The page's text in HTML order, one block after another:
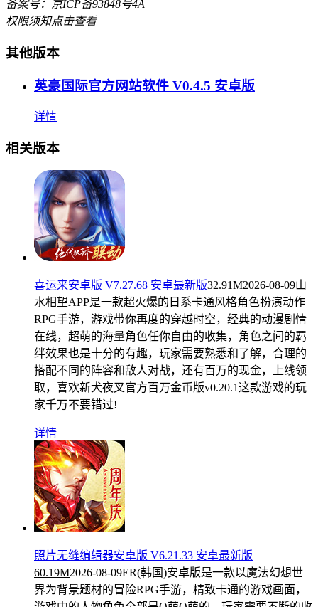
备案号：京ICP备93848号4A
权限须知点击查看
其他版本
英豪国际官方网站软件 V0.4.5 安卓版
详情
相关版本
喜运来安卓版 V7.27.68 安卓最新版32.91M2026-08-09山
水相望APP是一款超火爆的日系卡通风格角色扮演动作
RPG手游，游戏带你再度的穿越时空，经典的动漫剧情
在线，超萌的海量角色任你自由的收集，角色之间的羁
绊效果也是十分的有趣，玩家需要熟悉和了解，合理的
搭配不同的阵容和敌人对战，还有百万的现金，上线领
取，喜欢新犬夜叉官方百万金币版v0.20.1这款游戏的玩
家千万不要错过!
详情
照片无缝编辑器安卓版 V6.21.33 安卓最新版
60.19M2026-08-09ER(韩国)安卓版是一款以魔法幻想世
界为背景题材的冒险RPG手游，精致卡通的游戏画面，